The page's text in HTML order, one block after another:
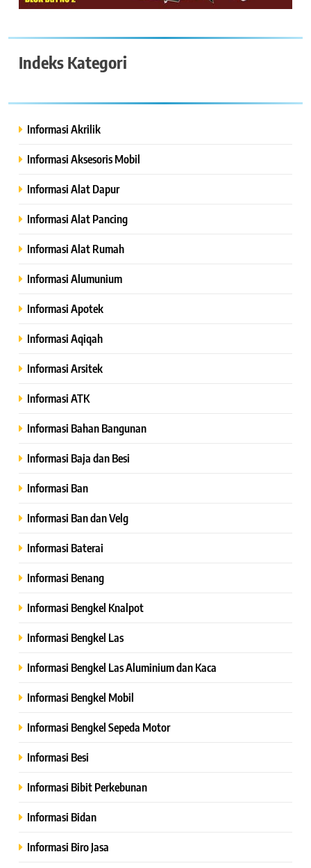
Indeks Kategori
Informasi Akrilik
Informasi Aksesoris Mobil
Informasi Alat Dapur
Informasi Alat Pancing
Informasi Alat Rumah
Informasi Alumunium
Informasi Apotek
Informasi Aqiqah
Informasi Arsitek
Informasi ATK
Informasi Bahan Bangunan
Informasi Baja dan Besi
Informasi Ban
Informasi Ban dan Velg
Informasi Baterai
Informasi Benang
Informasi Bengkel Knalpot
Informasi Bengkel Las
Informasi Bengkel Las Aluminium dan Kaca
Informasi Bengkel Mobil
Informasi Bengkel Sepeda Motor
Informasi Besi
Informasi Bibit Perkebunan
Informasi Bidan
Informasi Biro Jasa